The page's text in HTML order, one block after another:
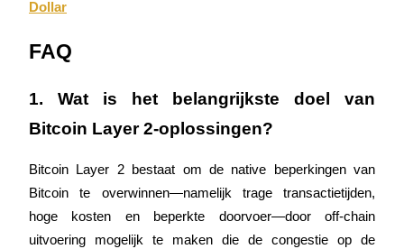
Auto Invest
Grijp langetermijnwinst en flexibele belangen
Dollar
FAQ
1. Wat is het belangrijkste doel van
Bitcoin Layer 2-oplossingen?
Bitcoin Layer 2 bestaat om de native beperkingen van
Bitcoin te overwinnen—namelijk trage transactietijden,
hoge kosten en beperkte doorvoer—door off-chain
uitvoering mogelijk te maken die de congestie op de